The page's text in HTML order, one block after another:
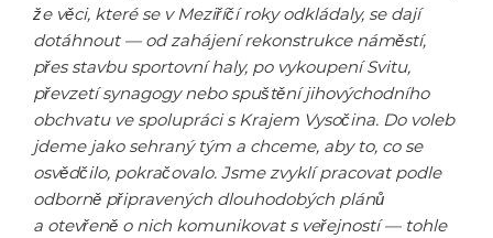
že věci, které se v Meziříčí roky odkládaly, se dají
dotáhnout — od zahájení rekonstrukce náměstí,
přes stavbu sportovní haly, po vykoupení Svitu,
převzetí synagogy nebo spuštění jihovýchodního
obchvatu ve spolupráci s Krajem Vysočina. Do voleb
jdeme jako sehraný tým a chceme, aby to, co se
osvědčilo, pokračovalo. Jsme zvyklí pracovat podle
odborně připravených dlouhodobých plánů
a otevřeně o nich komunikovat s veřejností — tohle